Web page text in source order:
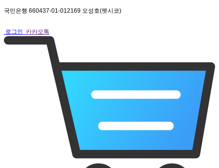
국민은행 660437-01-012169 오성호(펫시코)
로그인 카카오톡